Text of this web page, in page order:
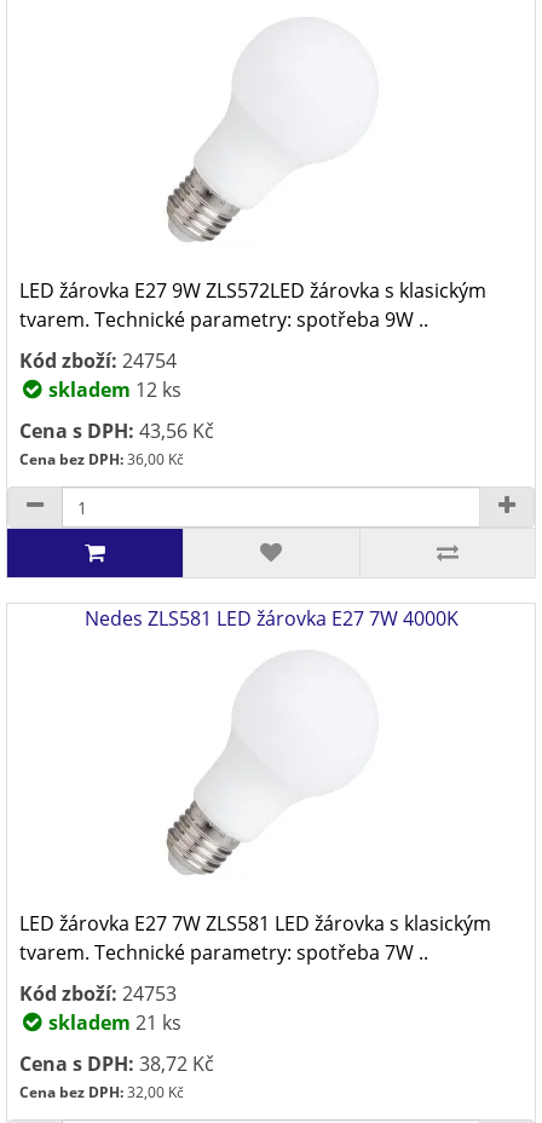
LED žárovka E27 9W ZLS572LED žárovka s klasickým
tvarem. Technické parametry: spotřeba 9W ..
Kód zboží: 24754
skladem 12 ks
Cena s DPH: 43,56 Kč
Cena bez DPH:36,00 Kč
Nedes ZLS581 LED žárovka E27 7W 4000K
LED žárovka E27 7W ZLS581 LED žárovka s klasickým
tvarem. Technické parametry: spotřeba 7W ..
Kód zboží: 24753
skladem 21 ks
Cena s DPH: 38,72 Kč
Cena bez DPH:32,00 Kč